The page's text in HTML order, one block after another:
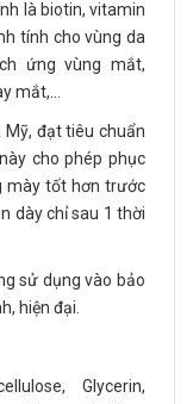
là biotin, vitamin
tính cho vùng da
ứng vùng mắt,
mắt,...
đạt tiêu chuẩn
cho phép phục
mày tốt hơn trước
dày chỉ sau 1 thời
sử dụng vào bảo
hiện đại.
Glycerin,